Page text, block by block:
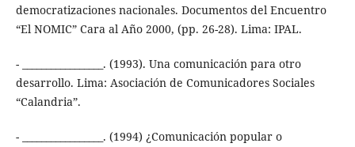
democratizaciones nacionales. Documentos del Encuentro
“El NOMIC” Cara al Año 2000, (pp. 26-28). Lima: IPAL.
- _________________. (1993). Una comunicación para otro
desarrollo. Lima: Asociación de Comunicadores Sociales
“Calandria”.
- _________________. (1994) ¿Comunicación popular o